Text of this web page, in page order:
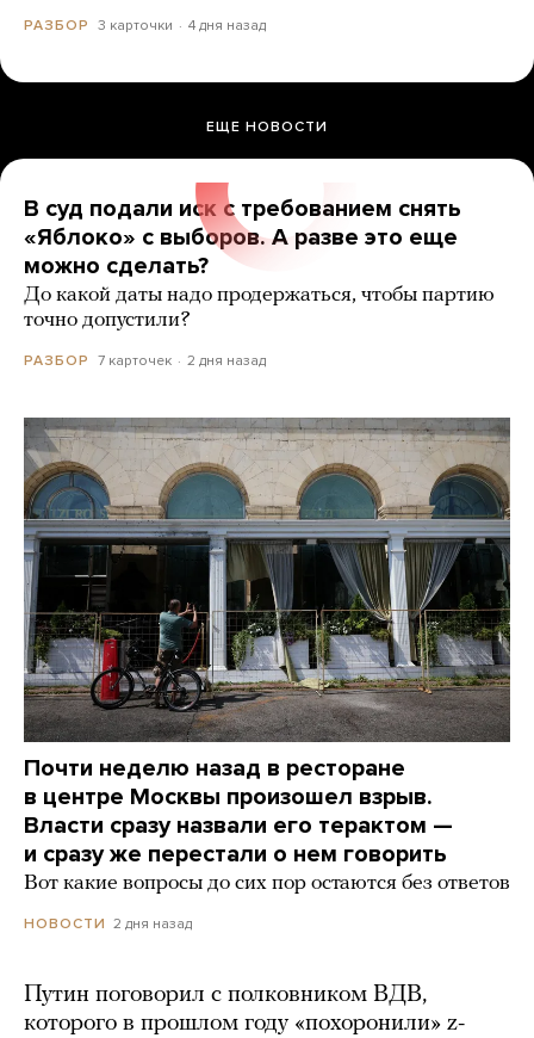
РАЗБОР 3 карточки 4 дня назад
ЕЩЕ НОВОСТИ
В суд подали иск с требованием снять
«Яблоко» с выборов. А разве это еще
можно сделать?
До какой даты надо продержаться, чтобы партию
точно допустили?
РАЗБОР 7 карточек 2 дня назад
Почти неделю назад в ресторане
в центре Москвы произошел взрыв.
Власти сразу назвали его терактом —
и сразу же перестали о нем говорить
Вот какие вопросы до сих пор остаются без ответов
НОВОСТИ 2 дня назад
Путин поговорил с полковником ВДВ,
которого в прошлом году «похоронили» z-